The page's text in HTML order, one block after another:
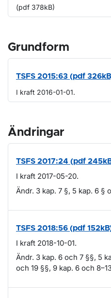
(pdf 378kB)
Grundform
TSFS 2015:63 (pdf
I kraft 2016-01-01.
Ändringar
TSFS 2017:24 (pdf
I kraft 2017-05-20.
Ändr. 3 kap. 7 §, 5 kap. 6 §
TSFS 2018:56 (pdf
I kraft 2018-10-01.
Ändr. 3 kap. 6 och 7 §§, 5
och 19 §§, 9 kap. 6 och